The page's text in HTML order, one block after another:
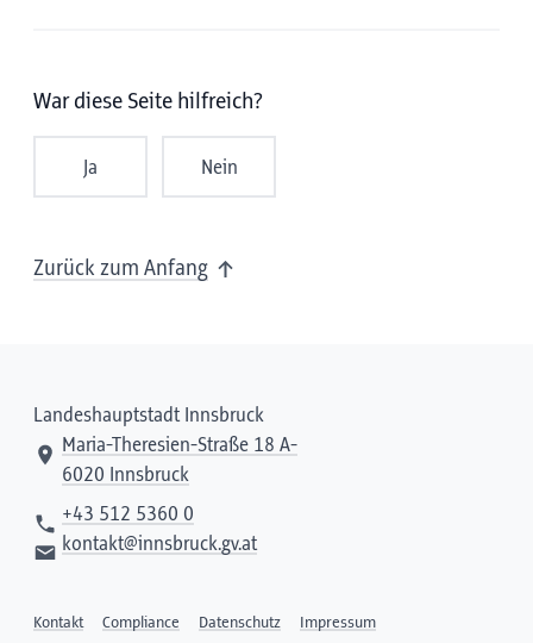
War diese Seite hilfreich?
Ja Nein
Zurück zum Anfang
Landeshauptstadt Innsbruck
Maria-Theresien-Straße 18 A-
6020 Innsbruck
+43 512 5360 0
kontakt@innsbruck.gv.at
Kontakt Compliance Datenschutz Impressum